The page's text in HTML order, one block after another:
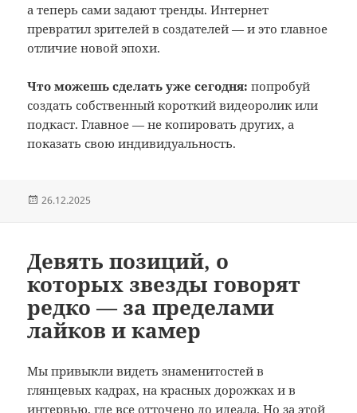
а теперь сами задают тренды. Интернет
превратил зрителей в создателей — и это главное
отличие новой эпохи.
Что можешь сделать уже сегодня: попробуй
создать собственный короткий видеоролик или
подкаст. Главное — не копировать других, а
показать свою индивидуальность.
Опубликовано
26.12.2025
Девять позиций, о
которых звезды говорят
редко — за пределами
лайков и камер
Мы привыкли видеть знаменитостей в
глянцевых кадрах, на красных дорожках и в
интервью, где все отточено до идеала. Но за этой